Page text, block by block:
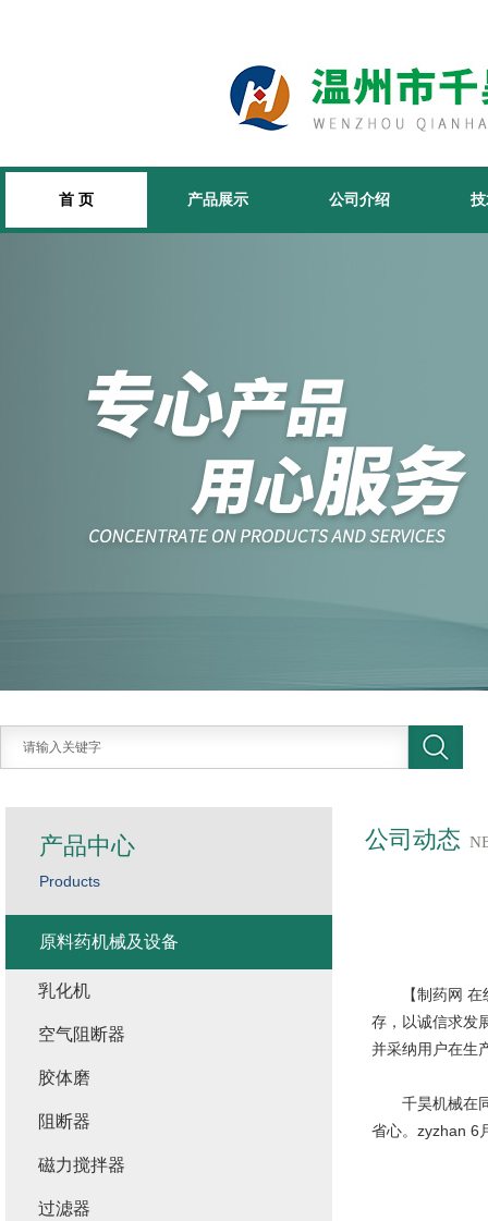
首 页 产品展示 公司介绍
公司动态
【制药网 在
存，以诚信求发
并采纳用户在生
千昊机械在同
省心。 zyzhan 6
产品中心
Products
原料药机械及设备
乳化机
空气阻断器
胶体磨
阻断器
磁力搅拌器
过滤器